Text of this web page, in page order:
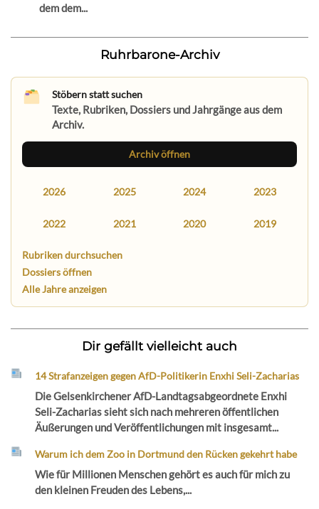
dem dem...
Ruhrbarone-Archiv
Stöbern statt suchen
Texte, Rubriken, Dossiers und Jahrgänge aus dem
Archiv.
Archiv öffnen
2026 2025 2024 2023
2022 2021 2020 2019
Rubriken durchsuchen
Dossiers öffnen
Alle Jahre anzeigen
Dir gefällt vielleicht auch
14 Strafanzeigen gegen AfD-Politikerin Enxhi Seli-Zacharias
Die Gelsenkirchener AfD-Landtagsabgeordnete Enxhi
Seli-Zacharias sieht sich nach mehreren öffentlichen
Äußerungen und Veröffentlichungen mit insgesamt...
Warum ich dem Zoo in Dortmund den Rücken gekehrt habe
Wie für Millionen Menschen gehört es auch für mich zu
den kleinen Freuden des Lebens,...